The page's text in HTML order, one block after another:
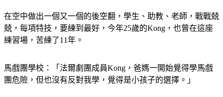
兢，每項特技，要練到最好，今年25歲的Kong，也曾在這座
練習場，苦練了11年。
團危險，但也沒有反對我學，覺得是小孩子的選擇。」